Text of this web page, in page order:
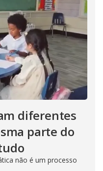
diferentes
parte do
não é um processo